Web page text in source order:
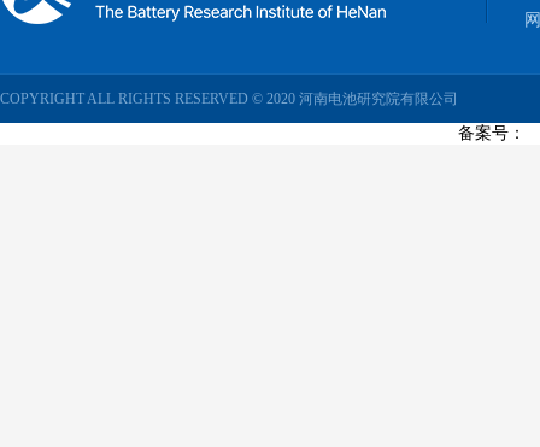
COPYRIGHT ALL RIGHTS RESERVED © 2020 河南电池研究院有限公司
备案号：